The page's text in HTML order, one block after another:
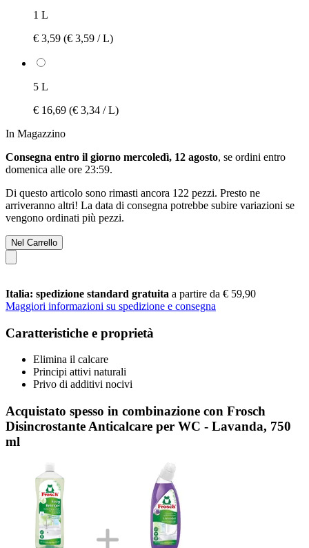
1 L
€ 3,59 (€ 3,59 / L)
5 L
€ 16,69 (€ 3,34 / L)
In Magazzino
Consegna entro il giorno mercoledì, 12 agosto, se ordini entro
domenica alle ore 23:59.
Di questo articolo sono rimasti ancora 122 pezzi. Presto ne
arriveranno altri! La data di consegna potrebbe subire variazioni se
vengono ordinati più pezzi.
Nel Carrello
Italia: spedizione standard gratuita a partire da € 59,90
Maggiori informazioni su spedizione e consegna
Caratteristiche e proprietà
Elimina il calcare
Principi attivi naturali
Privo di additivi nocivi
Acquistato spesso in combinazione con Frosch
Disincrostante Anticalcare per WC - Lavanda, 750
ml